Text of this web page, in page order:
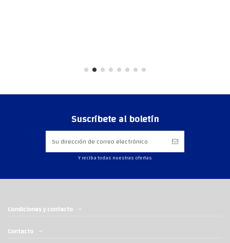
Suscríbete al boletín
Y reciba todas nuestras ofertas
Condiciones y contacto
Contacto